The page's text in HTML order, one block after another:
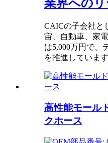
業界へのリ
CAICの子会社と
宙、自動車、家
は5,000万円で、
を推進しています
高性能モール
クホース